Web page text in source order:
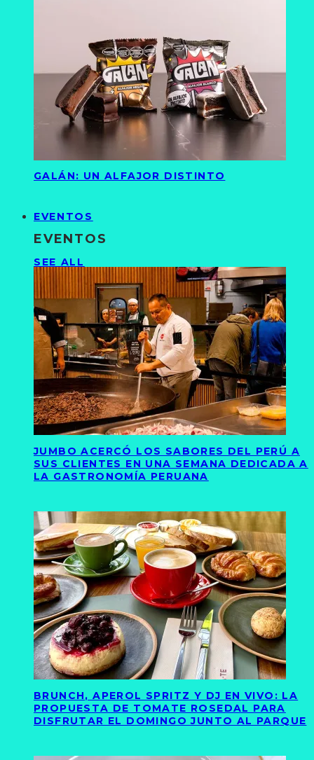
GALÁN: UN ALFAJOR DISTINTO
EVENTOS
EVENTOS
SEE ALL
JUMBO ACERCÓ LOS SABORES DEL PERÚ A
SUS CLIENTES EN UNA SEMANA DEDICADA A
LA GASTRONOMÍA PERUANA
BRUNCH, APEROL SPRITZ Y DJ EN VIVO: LA
PROPUESTA DE TOMATE ROSEDAL PARA
DISFRUTAR EL DOMINGO JUNTO AL PARQUE